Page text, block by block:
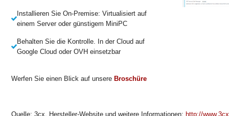
Installieren Sie On-Premise: Virtualisiert auf
einem Server oder günstigem MiniPC
Behalten Sie die Kontrolle. In der Cloud auf
Google Cloud oder OVH einsetzbar
Werfen Sie einen Blick auf unsere Broschüre
Quelle: 3cx. Hersteller-Website und weitere Informationen: http://